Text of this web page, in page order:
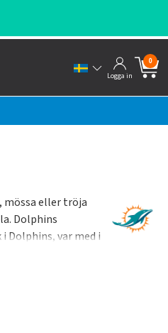
Logga in
0
mössa eller tröja
Dolphins
Dolphins, var med i